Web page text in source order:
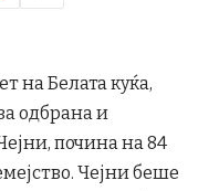
на Белата куќа,
одбрана и
почина на 84
Чејни беше